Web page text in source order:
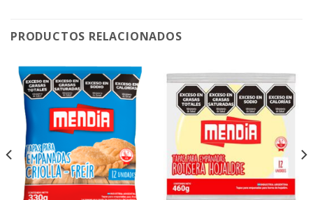
PRODUCTOS RELACIONADOS